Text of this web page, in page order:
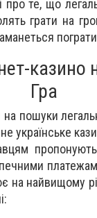
те, що
грати на
казино
Гра
пошуки
українське
на найвищому